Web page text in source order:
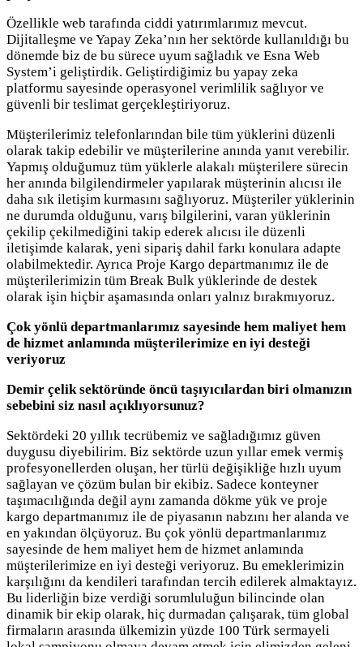
Özellikle web tarafında ciddi yatırımlarımız mevcut.
Dijitalleşme ve Yapay Zeka’nın her sektörde kullanıldığı bu
dönemde biz de bu sürece uyum sağladık ve Esna Web
System’i geliştirdik. Geliştirdiğimiz bu yapay zeka
platformu sayesinde operasyonel verimlilik sağlıyor ve
güvenli bir teslimat gerçekleştiriyoruz.
Müşterilerimiz telefonlarından bile tüm yüklerini düzenli
olarak takip edebilir ve müşterilerine anında yanıt verebilir.
Yapmış olduğumuz tüm yüklerle alakalı müşterilere sürecin
her anında bilgilendirmeler yapılarak müşterinin alıcısı ile
daha sık iletişim kurmasını sağlıyoruz. Müşteriler yüklerinin
ne durumda olduğunu, varış bilgilerini, varan yüklerinin
çekilip çekilmediğini takip ederek alıcısı ile düzenli
iletişimde kalarak, yeni sipariş dahil farkı konulara adapte
olabilmektedir. Ayrıca Proje Kargo departmanımız ile de
müşterilerimizin tüm Break Bulk yüklerinde de destek
olarak işin hiçbir aşamasında onları yalnız bırakmıyoruz.
Çok yönlü departmanlarımız sayesinde hem maliyet hem
de hizmet anlamında müşterilerimize en iyi desteği
veriyoruz
Demir çelik sektöründe öncü taşıyıcılardan biri olmanızın
sebebini siz nasıl açıklıyorsunuz?
Sektördeki 20 yıllık tecrübemiz ve sağladığımız güven
duygusu diyebilirim. Biz sektörde uzun yıllar emek vermiş
profesyonellerden oluşan, her türlü değişikliğe hızlı uyum
sağlayan ve çözüm bulan bir ekibiz. Sadece konteyner
taşımacılığında değil aynı zamanda dökme yük ve proje
kargo departmanımız ile de piyasanın nabzını her alanda ve
en yakından ölçüyoruz. Bu çok yönlü departmanlarımız
sayesinde de hem maliyet hem de hizmet anlamında
müşterilerimize en iyi desteği veriyoruz. Bu emeklerimizin
karşılığını da kendileri tarafından tercih edilerek almaktayız.
Bu liderliğin bize verdiği sorumluluğun bilincinde olan
dinamik bir ekip olarak, hiç durmadan çalışarak, tüm global
firmaların arasında ülkemizin yüzde 100 Türk sermayeli